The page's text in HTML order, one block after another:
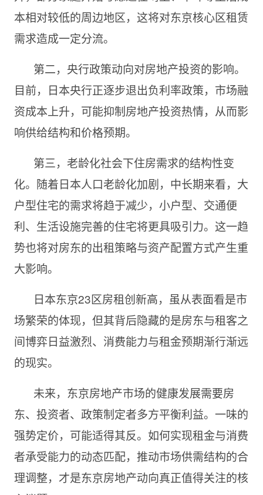
本相对较低的周边地区，这将对东京核心区租赁
需求造成一定分流。
第二，央行政策动向对房地产投资的影响。
目前，日本央行正逐步退出负利率政策，市场融
资成本上升，可能抑制房地产投资热情，从而影
响供给结构和价格预期。
第三，老龄化社会下住房需求的结构性变
化。随着日本人口老龄化加剧，中长期来看，大
户型住宅的需求将趋于减少，小户型、交通便
利、生活设施完善的住宅将更具吸引力。这一趋
势也将对房东的出租策略与资产配置方式产生重
大影响。
日本东京23区房租创新高，虽从表面看是市
场繁荣的体现，但其背后隐藏的是房东与租客之
间博弈日益激烈、消费能力与租金预期渐行渐远
的现实。
未来，东京房地产市场的健康发展需要房
东、投资者、政策制定者多方平衡利益。一味的
强势定价，可能适得其反。如何实现租金与消费
者承受能力的动态匹配，推动市场供需结构的合
理调整，才是东京房地产动向真正值得关注的核